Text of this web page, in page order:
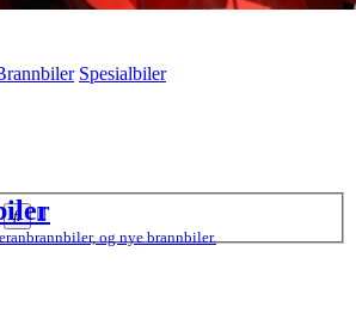
og nye brannbiler.
Spesialbiler
SøkAvansert
søk